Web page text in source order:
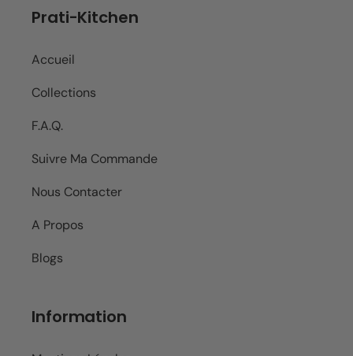
Prati-Kitchen
Accueil
Collections
F.A.Q.
Suivre Ma Commande
Nous Contacter
A Propos
Blogs
Information